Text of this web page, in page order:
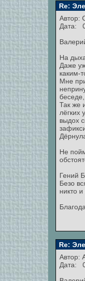
Re:
Автор:
Дата:
На
Даже
каким-
Мне
Так же
лёгких
выдох
Не
Гений
Безо
никто
Re:
Автор:
Дата: